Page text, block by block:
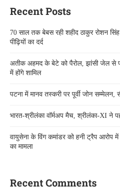
Recent Posts
70 साल तक बेबस रही शहीद ठाकुर रोशन सिंह
पीढ़ियों का दर्द
अतीक अहमद के बेटे को पैरोल, झांसी जेल से
में होंगे शामिल
पटना में मानव तस्करी पर पूर्वी जोन सम्मेलन,
भारत-श्रीलंका वॉर्मअप मैच, श्रीलंका-XI ने
वायुसेना के विंग कमांडर को हनी ट्रैप आरोप
का मामला
Recent Comments